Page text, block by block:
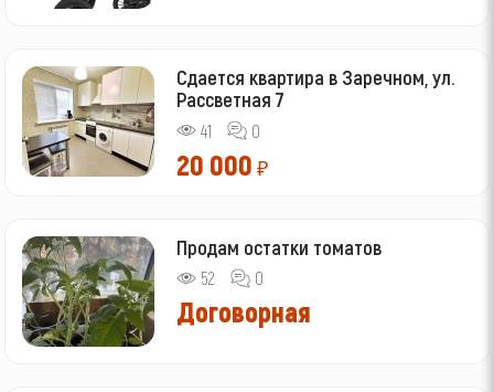
Сдается квартира в Заречном, ул.
Рассветная 7
41 0
20 000 ₽
Продам остатки томатов
52 0
Договорная